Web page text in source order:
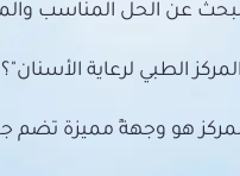
عن الحل المناسب
الطبي لرعاية الأسنان"؟
هو وجهةً مميزة تضم